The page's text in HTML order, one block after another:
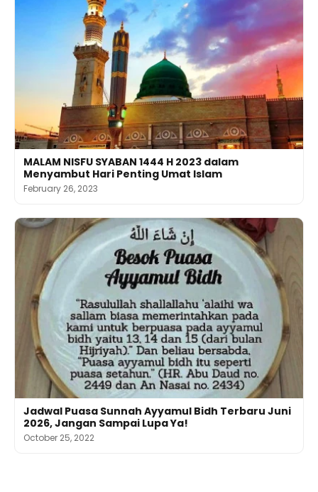
MALAM NISFU SYABAN 1444 H 2023 dalam
Menyambut Hari Penting Umat Islam
February 26, 2023
Jadwal Puasa Sunnah Ayyamul Bidh Terbaru Juni
2026, Jangan Sampai Lupa Ya!
October 25, 2022